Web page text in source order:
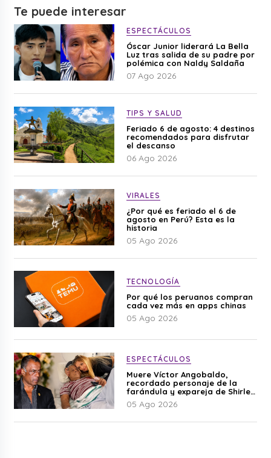
Te puede interesar
ESPECTÁCULOS
Óscar Junior liderará La Bella
Luz tras salida de su padre por
polémica con Naldy Saldaña
07 Ago 2026
TIPS Y SALUD
Feriado 6 de agosto: 4 destinos
recomendados para disfrutar
el descanso
06 Ago 2026
VIRALES
¿Por qué es feriado el 6 de
agosto en Perú? Esta es la
historia
05 Ago 2026
TECNOLOGÍA
Por qué los peruanos compran
cada vez más en apps chinas
05 Ago 2026
ESPECTÁCULOS
Muere Víctor Angobaldo,
recordado personaje de la
farándula y expareja de Shirley
Cherres
05 Ago 2026